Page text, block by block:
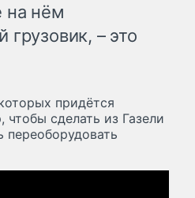
на нём
– это
придётся
сделать из Газели
переоборудовать